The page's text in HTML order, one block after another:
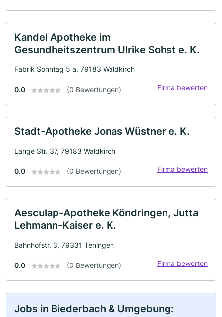
Kandel Apotheke im
Gesundheitszentrum Ulrike Sohst e. K.
Fabrik Sonntag 5 a, 79183 Waldkirch
0.0 (0 Bewertungen) Firma bewerten
Stadt-Apotheke Jonas Wüstner e. K.
Lange Str. 37, 79183 Waldkirch
0.0 (0 Bewertungen) Firma bewerten
Aesculap-Apotheke Köndringen, Jutta
Lehmann-Kaiser e. K.
Bahnhofstr. 3, 79331 Teningen
0.0 (0 Bewertungen) Firma bewerten
Jobs in Biederbach & Umgebung: